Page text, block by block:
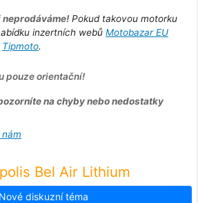
neprodáváme!Pokud takovou motorku
inzertních webů Motobazar EU
Tipmoto.
pouze orientační!
na chyby nebo nedostatky
Bel Air Lithium
Nové diskuzní téma